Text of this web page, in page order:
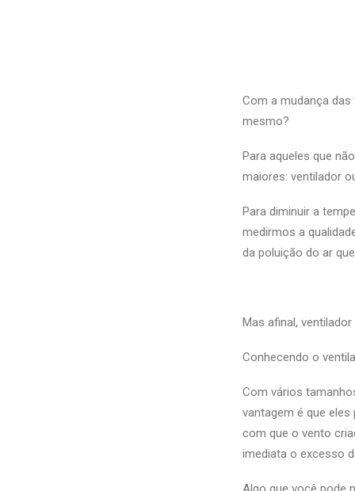
Com a mudança
mesmo?
Para aqueles que
maiores: ventilador
Para diminuir a
medirmos a
da poluição do ar
Mas afinal,
Conhecendo o
Com vários
vantagem é que
com que o vento
imediata o excesso